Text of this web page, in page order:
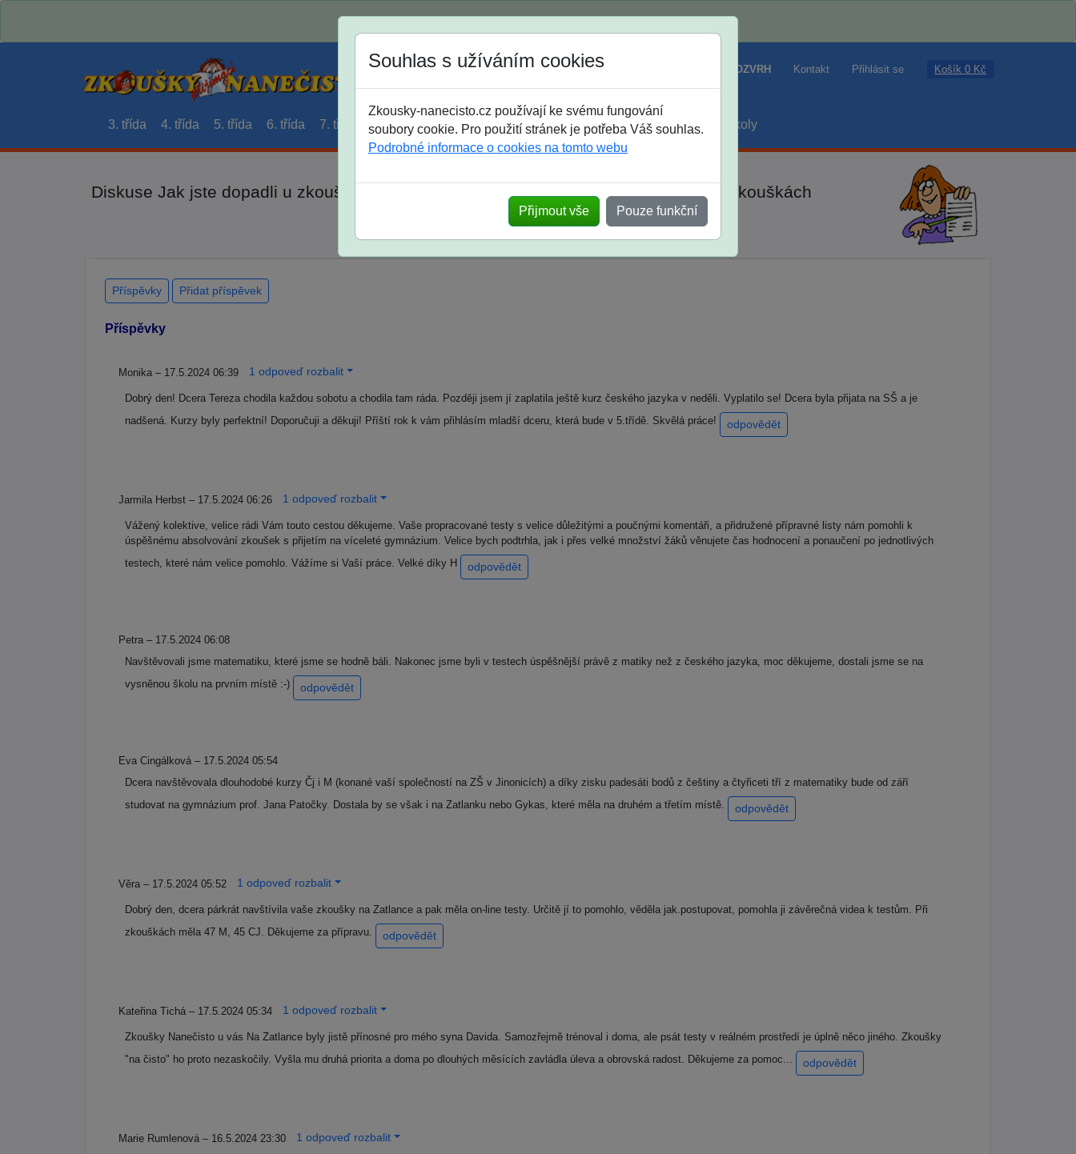
Jak si vybrat ROZVRH Kontakt Přihlásit se Košík 0 Kč
3. třída 4. třída 5. třída 6. třída 7. třída 8. třída 9. třída střední maturanti soutěže prázdniny školy
Diskuse Jak jste dopadli u zkoušek na SŠ? Vaše ohlasy po skutečných přijímacích zkouškách
Souhlas s užíváním cookies
Zkousky-nanecisto.cz používají ke svému fungování
soubory cookie. Pro použití stránek je potřeba Váš souhlas.
Podrobné informace o cookies na tomto webu
Přijmout vše Pouze funkční
Příspěvky Přidat příspěvek
Příspěvky
Monika – 17.5.2024 06:39 1 odpoveď rozbalit
Dobrý den! Dcera Tereza chodila každou sobotu a chodila tam ráda. Později jsem jí zaplatila ještě kurz českého jazyka v neděli. Vyplatilo se! Dcera byla přijata na SŠ a je
nadšená. Kurzy byly perfektní! Doporučuji a děkuji! Příští rok k vám přihlásím mladší dceru, která bude v 5.třídě. Skvělá práce!
odpovědět
Jarmila Herbst – 17.5.2024 06:26 1 odpoveď rozbalit
Vážený kolektive, velice rádi Vám touto cestou děkujeme. Vaše propracované testy s velice důležitými a poučnými komentáři, a přidružené přípravné listy nám pomohli k
úspěšnému absolvování zkoušek s přijetím na víceleté gymnázium. Velice bych podtrhla, jak i přes velké množství žáků věnujete čas hodnocení a ponaučení po jednotlivých
testech, které nám velice pomohlo. Vážíme si Vaší práce. Velké díky H
odpovědět
Petra – 17.5.2024 06:08
Navštěvovali jsme matematiku, které jsme se hodně báli. Nakonec jsme byli v testech úspěšnější právě z matiky než z českého jazyka, moc děkujeme, dostali jsme se na
vysněnou školu na prvním místě :-)
odpovědět
Eva Cingálková – 17.5.2024 05:54
Dcera navštěvovala dlouhodobé kurzy Čj i M (konané vaší společností na ZŠ v Jinonicích) a díky zisku padesáti bodů z češtiny a čtyřiceti tří z matematiky bude od září
studovat na gymnázium prof. Jana Patočky. Dostala by se však i na Zatlanku nebo Gykas, které měla na druhém a třetím místě.
odpovědět
Věra – 17.5.2024 05:52 1 odpoveď rozbalit
Dobrý den, dcera párkrát navštívila vaše zkoušky na Zatlance a pak měla on-line testy. Určitě jí to pomohlo, věděla jak.postupovat, pomohla ji závěrečná videa k testům. Při
zkouškách měla 47 M, 45 CJ. Děkujeme za přípravu.
odpovědět
Kateřina Tichá – 17.5.2024 05:34 1 odpoveď rozbalit
Zkoušky Nanečisto u vás Na Zatlance byly jistě přínosné pro mého syna Davida. Samozřejmě trénoval i doma, ale psát testy v reálném prostředí je úplně něco jiného. Zkoušky
"na čisto" ho proto nezaskočily. Vyšla mu druhá priorita a doma po dlouhých měsících zavládla úleva a obrovská radost. Děkujeme za pomoc...
odpovědět
Marie Rumlenová – 16.5.2024 23:30 1 odpoveď rozbalit